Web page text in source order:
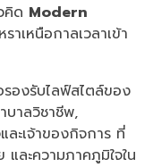
คิด Modern
าเหนือกาลเวลาเข้า
องรับไลฟ์สไตล์ของ
บาลวิชาชีพ,
ะเจ้าของกิจการ ที่
ละความภาคภูมิใจใน